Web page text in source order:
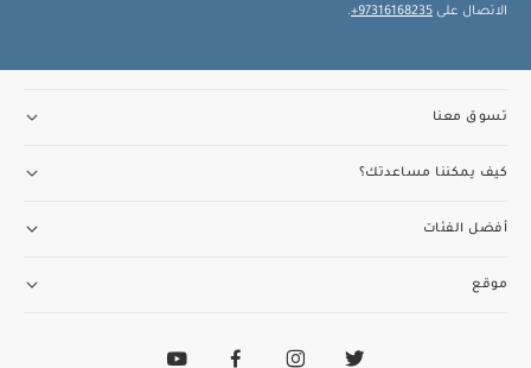
الاتصال على 97316168235+
.
تسوق معنا
كيف يمكننا مساعدتك؟
أفضل الفئات
موقع